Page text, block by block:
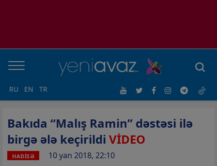
RU EN TR
Bakıda “Malış Ramin” dəstəsi ilə
birgə ələ keçirildi VİDEO
HADİSƏ 10 yan 2018, 22:10